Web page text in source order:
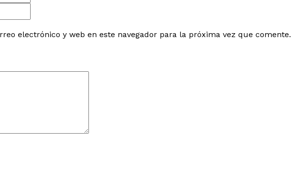
electrónico y web en este navegador para la próxima vez que comente.